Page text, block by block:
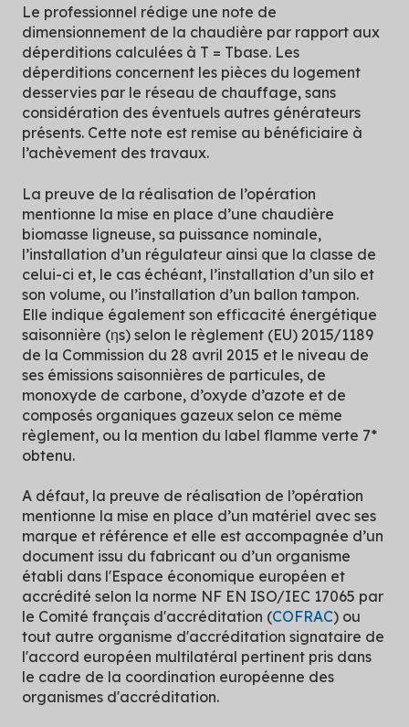
Le professionnel rédige une note de
dimensionnement de la chaudière par rapport aux
déperditions calculées à T = Tbase. Les
déperditions concernent les pièces du logement
desservies par le réseau de chauffage, sans
considération des éventuels autres générateurs
présents. Cette note est remise au bénéficiaire à
l’achèvement des travaux.
La preuve de la réalisation de l’opération
mentionne la mise en place d’une chaudière
biomasse ligneuse, sa puissance nominale,
l’installation d’un régulateur ainsi que la classe de
celui-ci et, le cas échéant, l’installation d’un silo et
son volume, ou l’installation d’un ballon tampon.
Elle indique également son efficacité énergétique
saisonnière (ηs) selon le règlement (EU) 2015/1189
de la Commission du 28 avril 2015 et le niveau de
ses émissions saisonnières de particules, de
monoxyde de carbone, d’oxyde d’azote et de
composés organiques gazeux selon ce même
règlement, ou la mention du label flamme verte 7*
obtenu.
A défaut, la preuve de réalisation de l’opération
mentionne la mise en place d’un matériel avec ses
marque et référence et elle est accompagnée d’un
document issu du fabricant ou d’un organisme
établi dans l'Espace économique européen et
accrédité selon la norme NF EN ISO/IEC 17065 par
le Comité français d'accréditation (COFRAC) ou
tout autre organisme d'accréditation signataire de
l'accord européen multilatéral pertinent pris dans
le cadre de la coordination européenne des
organismes d'accréditation.